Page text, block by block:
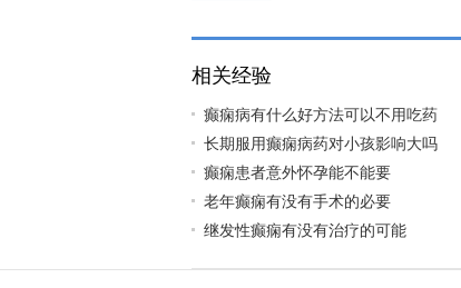
相关经验
癫痫病有什么好方法可以不用吃药
长期服用癫痫病药对小孩影响大吗
癫痫患者意外怀孕能不能要
老年癫痫有没有手术的必要
继发性癫痫有没有治疗的可能